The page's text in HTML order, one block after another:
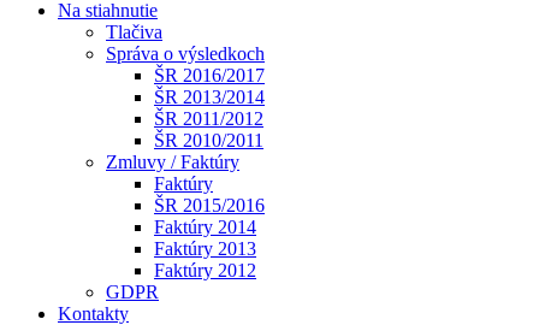
Na stiahnutie
Tlačiva
Správa o výsledkoch
ŠR 2016/2017
ŠR 2013/2014
ŠR 2011/2012
ŠR 2010/2011
Zmluvy / Faktúry
Faktúry
ŠR 2015/2016
Faktúry 2014
Faktúry 2013
Faktúry 2012
GDPR
Kontakty